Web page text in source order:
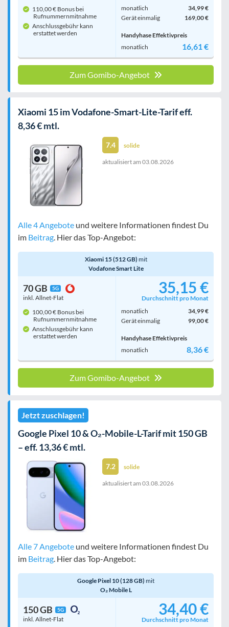
110,00 € Bonus bei
Rufnummern­mitnahme
Anschlussgebühr kann
erstattet werden
monatlich
34,99 €
Gerät einmalig
169,00 €
Handyhase Effektivpreis
monatlich
16,61 €
Zum Gomibo-Angebot
Xiaomi 15 im Vodafone-Smart-Lite-Tarif eff.
8,36 € mtl.
7.4 solide
aktualisiert am 03.08.2026
Alle 4 Angebote und weitere Informationen findest Du
im Beitrag. Hier das Top-Angebot:
Xiaomi 15 (512 GB) mit
Vodafone Smart Lite
70 GB 5G
inkl. Allnet-Flat
100,00 € Bonus bei
Rufnummern­mitnahme
Anschlussgebühr kann
erstattet werden
35,15 €
Durchschnitt pro Monat
monatlich
34,99 €
Gerät einmalig
99,00 €
Handyhase Effektivpreis
monatlich
8,36 €
Zum Gomibo-Angebot
Jetzt zuschlagen!
Google Pixel 10 & O₂-Mobile-L-Tarif mit 150 GB
– eff. 13,36 € mtl.
7.2 solide
aktualisiert am 03.08.2026
Alle 7 Angebote und weitere Informationen findest Du
im Beitrag. Hier das Top-Angebot:
Google Pixel 10 (128 GB) mit
O₂ Mobile L
150 GB 5G
inkl. Allnet-Flat
34,40 €
Durchschnitt pro Monat